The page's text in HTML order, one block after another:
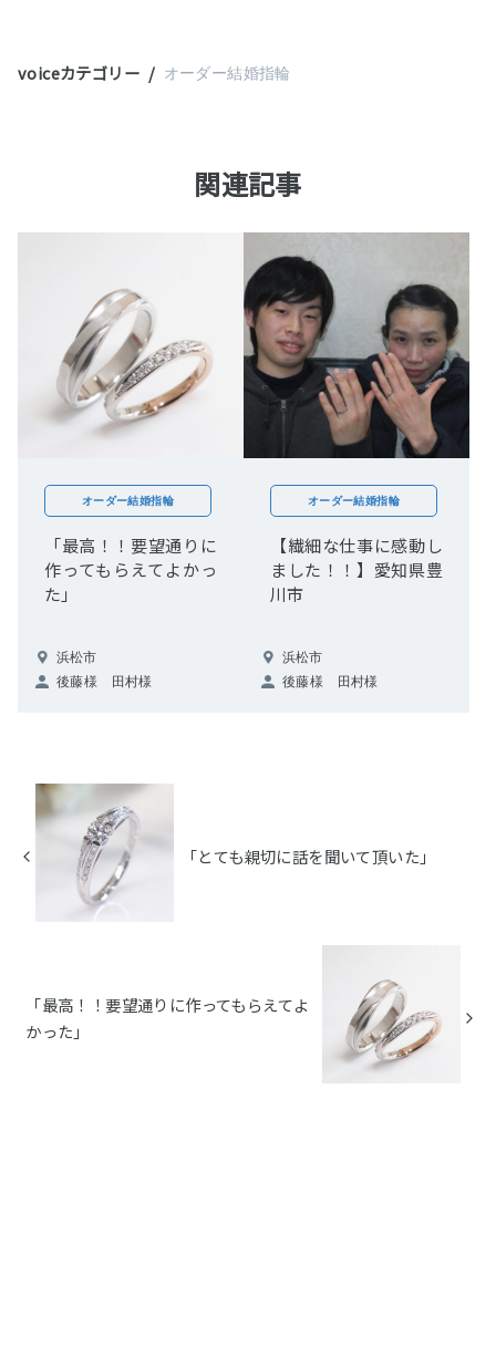
voiceカテゴリー オーダー結婚指輪
関連記事
オーダー結婚指輪
「最高！！要望通りに
作ってもらえてよかっ
た」
浜松市
後藤様 田村様
オーダー結婚指輪
【繊細な仕事に感動し
ました！！】愛知県豊
川市
浜松市
後藤様 田村様
「とても親切に話を聞いて頂いた」
「最高！！要望通りに作ってもらえてよ
かった」